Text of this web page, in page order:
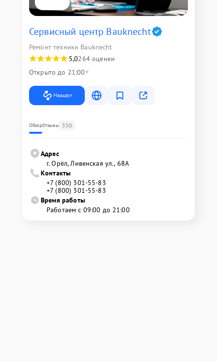
Сервисный центр Bauknecht
Ремонт техники Bauknecht
5,0264 оценки
Открыто до 21:00
Маршрут
ОбзорОтзывы 330
Адрес
г. Орёл, Ливенская ул., 68А
Контакты
+7 (800) 301-55-83
+7 (800) 301-55-83
Время работы
Работаем с 09:00 до 21:00